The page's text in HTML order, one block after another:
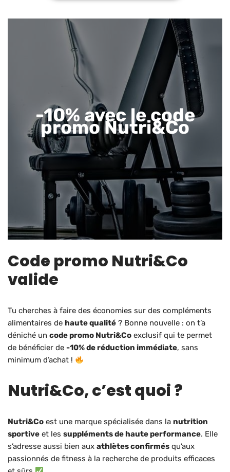
-10% avec le code
promo Nutri&Co
Code promo Nutri&Co
valide
Tu cherches à faire des économies sur des compléments
alimentaires de haute qualité ? Bonne nouvelle : on t’a
déniché un code promo Nutri&Co exclusif qui te permet
de bénéficier de -10% de réduction immédiate, sans
minimum d’achat !
Nutri&Co, c’est quoi ?
Nutri&Co est une marque spécialisée dans la nutrition
sportive et les suppléments de haute performance. Elle
s’adresse aussi bien aux athlètes confirmés qu’aux
passionnés de fitness à la recherche de produits efficaces